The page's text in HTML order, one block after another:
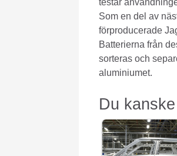
Som en del av
förproducerade
Batterierna från
sorteras och
aluminiumet.
Du